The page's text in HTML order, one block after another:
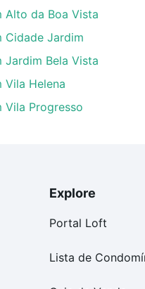
segurança e conforto.
Alto da Boa Vista
Cidade Jardim
Jardim Bela Vista
Vila Helena
Vila Progresso
Explore
Portal Loft
Lista de